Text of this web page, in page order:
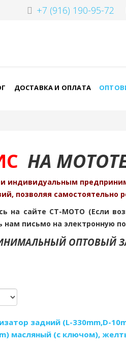
+7 (916) 190-95-72
ДОСТАВКА И ОПЛАТА
НА
индивидуальным
позволяя самостоятельно
на сайте СТ-МОТО (Если
нам письмо на электронную
ОПТОВЫЙ
задний (L-330mm,D-
масляный (с ключом),